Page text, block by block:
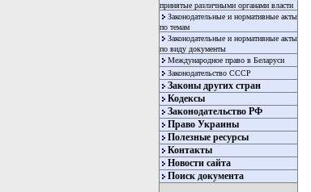
принятые различными органами власти
Законодательные и нормативные акты
по темам
Законодательные и нормативные акты
по виду документы
Международное право в Беларуси
Законодательство СССР
Законы других стран
Кодексы
Законодательство РФ
Право Украины
Полезные ресурсы
Контакты
Новости сайта
Поиск документа